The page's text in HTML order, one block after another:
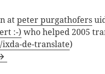
atpeter purgathofers
:-) who helped 2005
de-translate)